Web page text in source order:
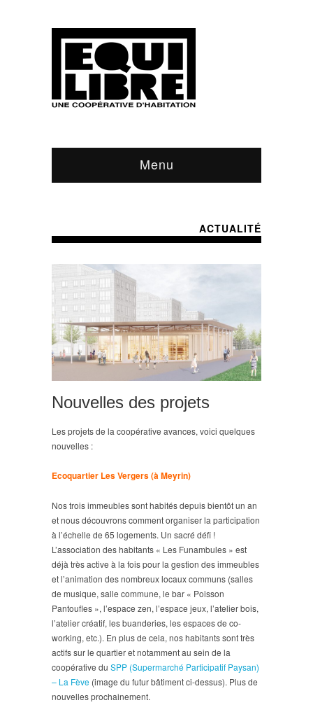
Menu
ACTUALITÉ
Nouvelles des projets
Les projets de la coopérative avances, voici quelques
nouvelles :
Ecoquartier Les Vergers (à Meyrin)
Nos trois immeubles sont habités depuis bientôt un an
et nous découvrons comment organiser la participation
à l’échelle de 65 logements. Un sacré défi !
L’association des habitants « Les Funambules » est
déjà très active à la fois pour la gestion des immeubles
et l’animation des nombreux locaux communs (salles
de musique, salle commune, le bar « Poisson
Pantoufles », l’espace zen, l’espace jeux, l’atelier bois,
l’atelier créatif, les buanderies, les espaces de co-
working, etc.). En plus de cela, nos habitants sont très
actifs sur le quartier et notamment au sein de la
coopérative du SPP (Supermarché Participatif Paysan)
– La Fève (image du futur bâtiment ci-dessus). Plus de
nouvelles prochainement.